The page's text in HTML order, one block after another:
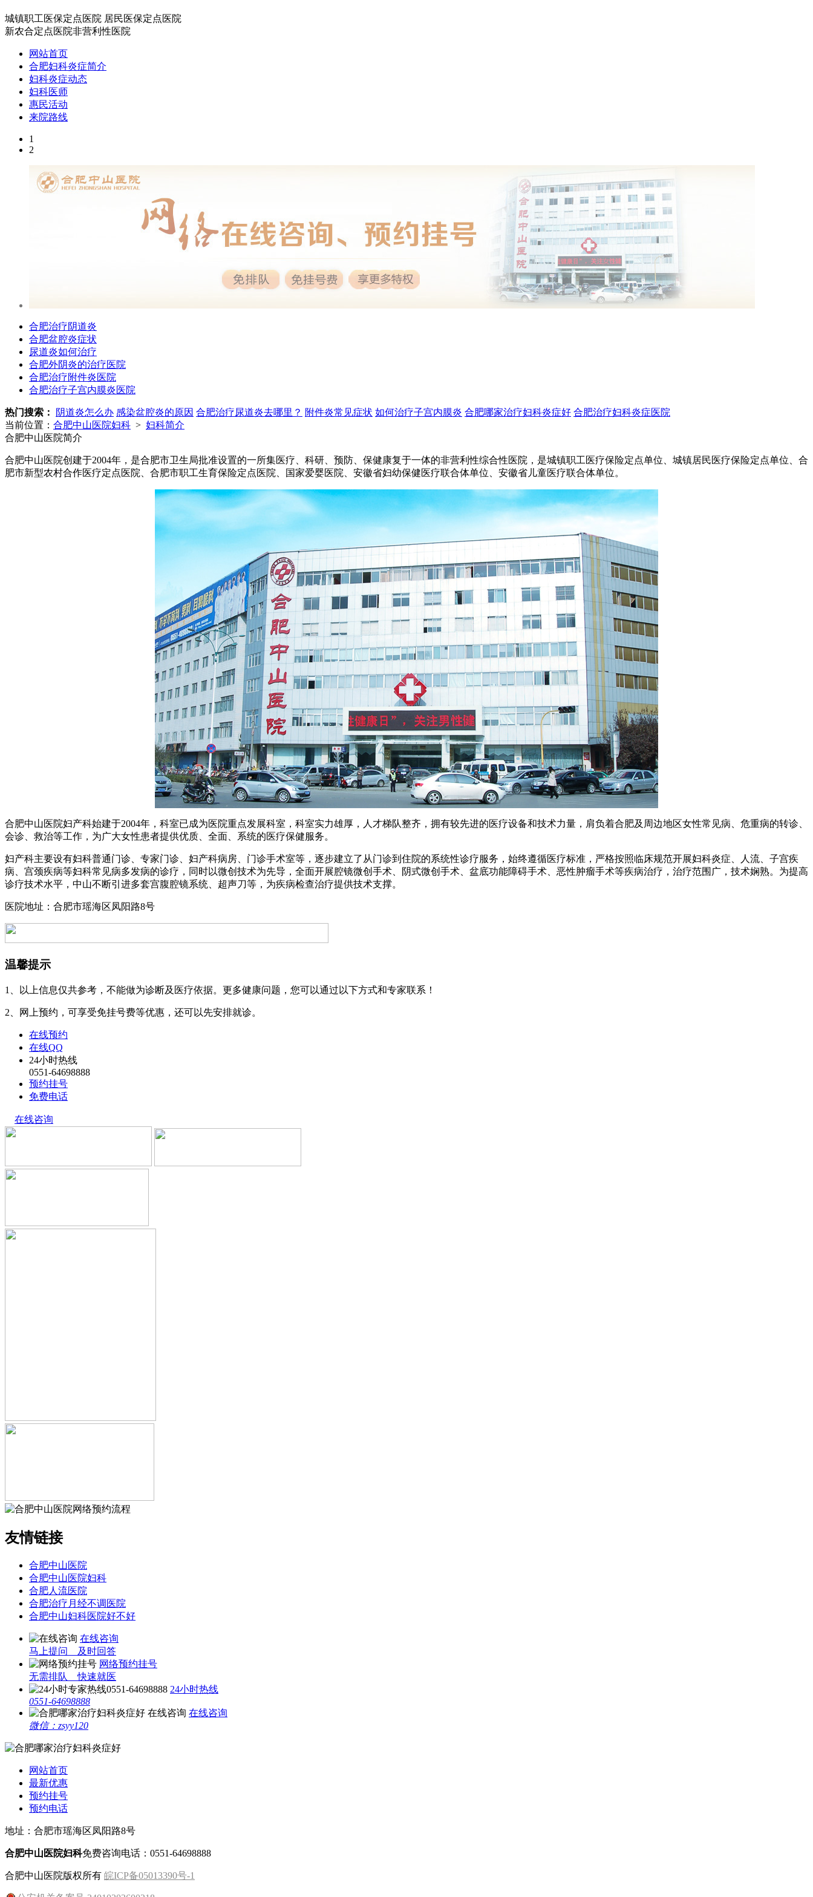
城镇职工医保定点医院 居民医保定点医院
新农合定点医院非营利性医院
网站首页
合肥妇科炎症简介
妇科炎症动态
妇科医师
惠民活动
来院路线
1
2
合肥治疗阴道炎
合肥盆腔炎症状
尿道炎如何治疗
合肥外阴炎的治疗医院
合肥治疗附件炎医院
合肥治疗子宫内膜炎医院
热门搜索： 阴道炎怎么办 感染盆腔炎的原因 合肥治疗尿道炎去哪里？ 附件炎常见症状 如何治疗子宫内膜炎 合肥哪家治疗妇科炎症好 合肥治疗妇科炎症医院
当前位置： 合肥中山医院妇科 > 妇科简介
合肥中山医院简介
合肥中山医院创建于2004年，是合肥市卫生局批准设置的一所集医疗、科研、预防、保健康复于一体的非营利性综合性医院，是城镇职工医疗保险定点单位、城镇居民医疗保险定点单位、合
肥市新型农村合作医疗定点医院、合肥市职工生育保险定点医院、国家爱婴医院、安徽省妇幼保健医疗联合体单位、安徽省儿童医疗联合体单位。
合肥中山医院妇产科始建于2004年，科室已成为医院重点发展科室，科室实力雄厚，人才梯队整齐，拥有较先进的医疗设备和技术力量，肩负着合肥及周边地区女性常见病、危重病的转诊、
会诊、救治等工作，为广大女性患者提供优质、全面、系统的医疗保健服务。
妇产科主要设有妇科普通门诊、专家门诊、妇产科病房、门诊手术室等，逐步建立了从门诊到住院的系统性诊疗服务，始终遵循医疗标准，严格按照临床规范开展妇科炎症、人流、子宫疾
病、宫颈疾病等妇科常见病多发病的诊疗，同时以微创技术为先导，全面开展腔镜微创手术、阴式微创手术、盆底功能障碍手术、恶性肿瘤手术等疾病治疗，治疗范围广，技术娴熟。为提高
诊疗技术水平，中山不断引进多套宫腹腔镜系统、超声刀等，为疾病检查治疗提供技术支撑。
医院地址：合肥市瑶海区凤阳路8号
温馨提示
1、以上信息仅共参考，不能做为诊断及医疗依据。更多健康问题，您可以通过以下方式和专家联系！
2、网上预约，可享受免挂号费等优惠，还可以先安排就诊。
在线预约
在线QQ
24小时热线
0551-64698888
预约挂号
免费电话
在线咨询
友情链接
合肥中山医院
合肥中山医院妇科
合肥人流医院
合肥治疗月经不调医院
合肥中山妇科医院好不好
在线咨询
马上提问 及时回答
网络预约挂号
无需排队 快速就医
24小时热线
0551-64698888
在线咨询
微信：zsyy120
网站首页
最新优惠
预约挂号
预约电话
地址：合肥市瑶海区凤阳路8号
合肥中山医院妇科免费咨询电话：0551-64698888
合肥中山医院版权所有 皖ICP备05013390号-1